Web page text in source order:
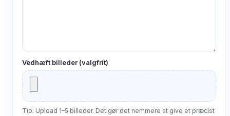
Vedhæft billeder (valgfrit)
Tip: Upload 1–5 billeder. Det gør det nemmere at give et præcist